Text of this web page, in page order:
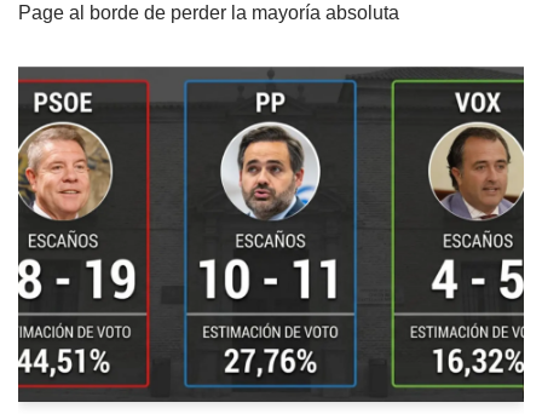
Page al borde de perder la mayoría absoluta